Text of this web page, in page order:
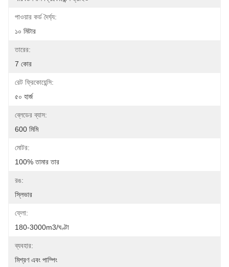
পাওয়ার কর্ড দৈর্ঘ্য:
১০ মিটার
তারের:
7 কোর
রেট ফ্রিকোয়েন্সি:
৫০ হার্জ
ব্লেডের ব্যাস:
600 মিমি
মোটর:
100% তামার তার
রঙ:
স্লিভার
ফ্লো:
180-3000m3/ঘণ্টা
ব্যবহার:
মিশ্রণ এবং পাম্পিং